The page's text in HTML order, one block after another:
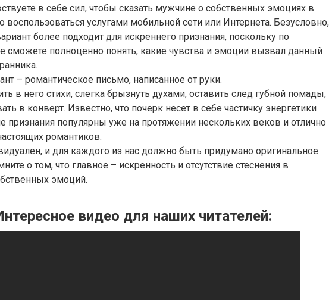
в себе сил, чтобы сказать мужчине о собственных эмоциях в
воспользоваться услугами мобильной сети или Интернета. Безусловно,
более подходит для искреннего признания, поскольку по
сможете полноценно понять, какие чувства и эмоции вызвал данный
– романтическое письмо, написанное от руки.
в него стихи, слегка брызнуть духами, оставить след губной помады,
в конверт. Известно, что почерк несет в себе частичку энергетики
признания популярны уже на протяжении нескольких веков и отлично
романтиков.
и для каждого из нас должно быть придумано оригинальное
о том, что главное – искренность и отсутствие стеснения в
эмоций.
видео для наших читателей: